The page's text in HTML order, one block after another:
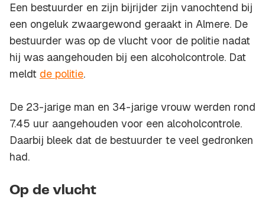
Een bestuurder en zijn bijrijder zijn vanochtend bij
een ongeluk zwaargewond geraakt in Almere. De
bestuurder was op de vlucht voor de politie nadat
hij was aangehouden bij een alcoholcontrole. Dat
meldt de politie.
De 23-jarige man en 34-jarige vrouw werden rond
7.45 uur aangehouden voor een alcoholcontrole.
Daarbij bleek dat de bestuurder te veel gedronken
had.
Op de vlucht